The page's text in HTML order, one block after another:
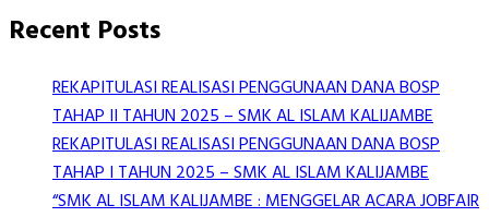
Recent Posts
REKAPITULASI REALISASI PENGGUNAAN DANA BOSP
TAHAP II TAHUN 2025 – SMK AL ISLAM KALIJAMBE
REKAPITULASI REALISASI PENGGUNAAN DANA BOSP
TAHAP I TAHUN 2025 – SMK AL ISLAM KALIJAMBE
“SMK AL ISLAM KALIJAMBE : MENGGELAR ACARA JOBFAIR